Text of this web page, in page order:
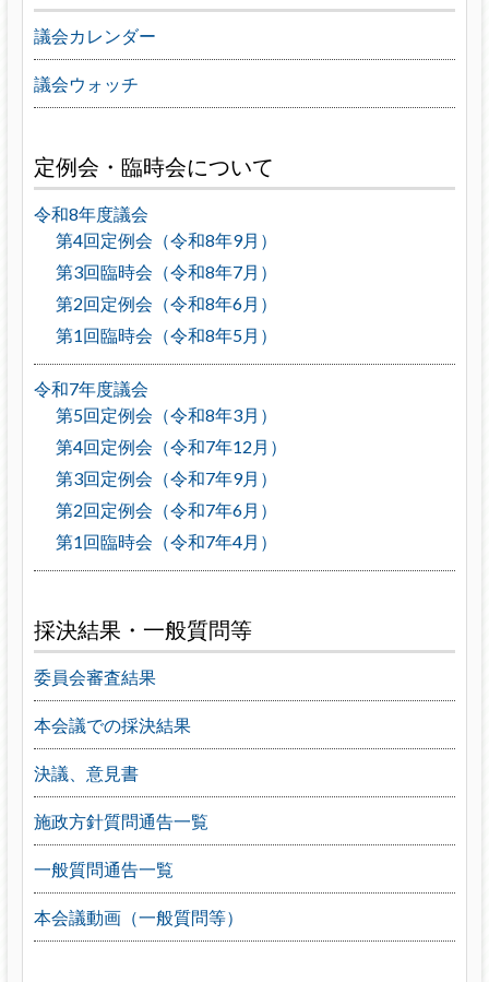
議会カレンダー
議会ウォッチ
定例会・臨時会について
令和8年度議会
第4回定例会（令和8年9月）
第3回臨時会（令和8年7月）
第2回定例会（令和8年6月）
第1回臨時会（令和8年5月）
令和7年度議会
第5回定例会（令和8年3月）
第4回定例会（令和7年12月）
第3回定例会（令和7年9月）
第2回定例会（令和7年6月）
第1回臨時会（令和7年4月）
採決結果・一般質問等
委員会審査結果
本会議での採決結果
決議、意見書
施政方針質問通告一覧
一般質問通告一覧
本会議動画（一般質問等）